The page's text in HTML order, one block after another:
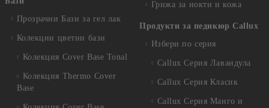
Прозрачни Бази за гел лак
Колекции цветни бази
Колекция Cover Base Tonal
Колекция Thermo Cover
Base
Грижа за нокти и кожа
Продукти за педикюр Callux
Избери по серия
Callux Серия Лавандула
Callux Серия Класик
Callux Серия Манго и